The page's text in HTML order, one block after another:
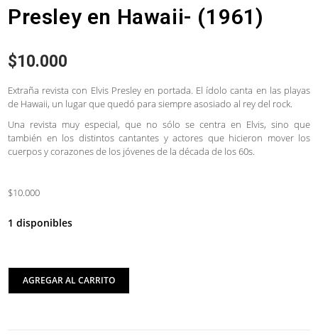
Presley en Hawaii- (1961)
$10.000
Extraña revista con Elvis Presley en portada. El ídolo canta en las playas
de Hawaii, un lugar que quedó para siempre asosiado al rey del rock.
Una revista muy especial, que no sólo se centra en Elvis, sino que
también en los distintos cantantes y actores que hicieron mover los
cuerpos y corazones de los jóvenes de la década de los 60s.
$10.000
1 disponibles
AGREGAR AL CARRITO